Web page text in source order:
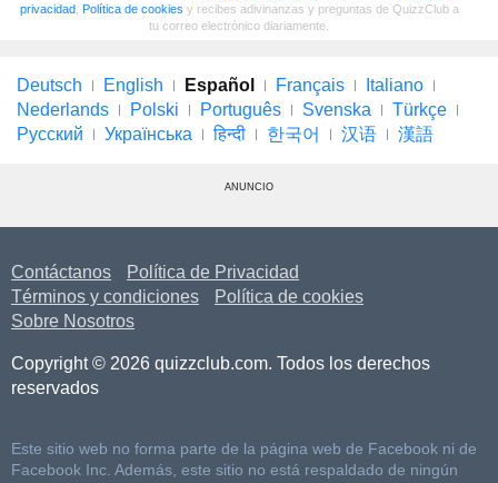
privacidad, Política de cookies y recibes adivinanzas y preguntas de QuizzClub a
tu correo electrónico diariamente.
Deutsch English Español Français
Italiano
Nederlands
Polski Português Svenska
Türkçe
Русский
Українська हिन्दी 한국어 汉语 漢語
ANUNCIO
Contáctanos
Política de Privacidad
Términos y condiciones
Política de cookies
Sobre Nosotros
Copyright © 2026 quizzclub.com. Todos los derechos
reservados
Este sitio web no forma parte de la página web de Facebook ni de
Facebook Inc. Además, este sitio no está respaldado de ningún